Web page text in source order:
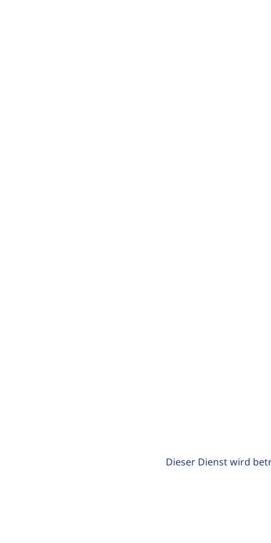
Dieser Dienst wird